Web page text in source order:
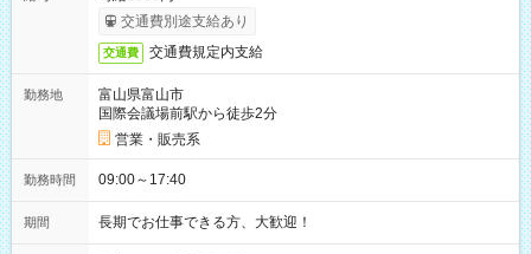
交通費別途支給あり
交通費 交通費規定内支給
勤務地
富山県富山市
国際会議場前駅から徒歩2分
営業・販売系
勤務時間 09:00～17:40
期間 長期でお仕事できる方、大歓迎！